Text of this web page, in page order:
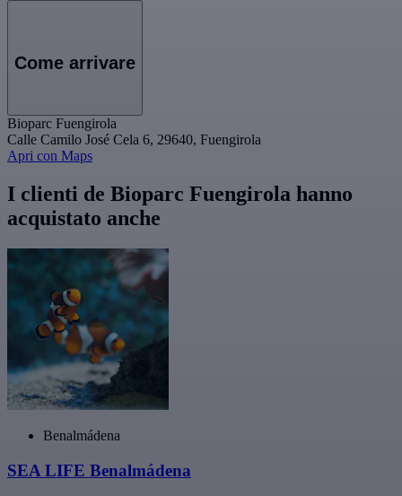
Come arrivare
Bioparc Fuengirola
Calle Camilo José Cela 6, 29640, Fuengirola
Apri con Maps
I clienti de Bioparc Fuengirola hanno
acquistato anche
Benalmádena
SEA LIFE Benalmádena